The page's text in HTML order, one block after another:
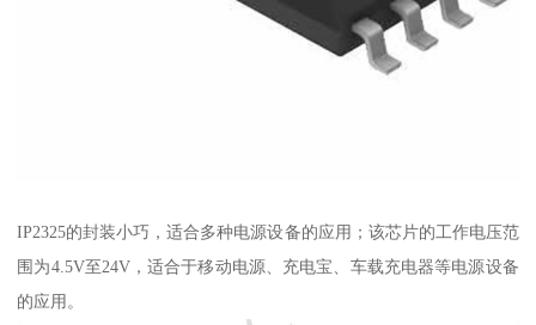
IP2325的封装小巧，适合多种电源设备的应用；该芯片的工作电压范
围为4.5V至24V，适合于移动电源、充电宝、车载充电器等电源设备
的应用。